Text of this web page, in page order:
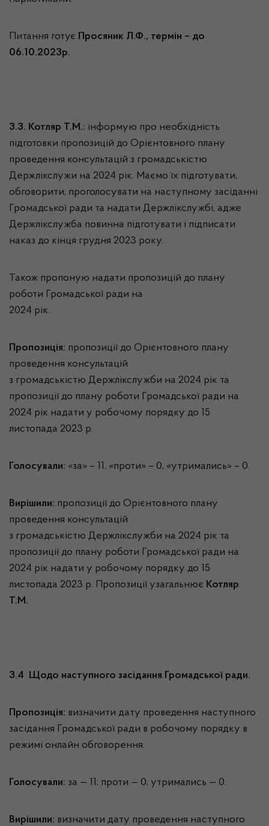
Питання готує Просяник Л.Ф., термін – до
06.10.2023р.
3.3. Котляр Т.М.: інформую про необхідність
підготовки пропозицій до Орієнтовного плану
проведення консультацій з громадськістю
Держлікслужи на 2024 рік. Маємо їх підготувати,
обговорити, проголосувати на наступному засіданні
Громадської ради та надати Держлікслужбі, адже
Держлікслужба повинна підготувати і підписати
наказ до кінця грудня 2023 року.
Також пропоную надати пропозицій до плану
роботи Громадської ради на
2024 рік.
Пропозиція: пропозиції до Орієнтовного плану
проведення консультацій
з громадськістю Держлікслужби на 2024 рік та
пропозиції до плану роботи Громадської ради на
2024 рік надати у робочому порядку до 15
листопада 2023 р.
Голосували: «за» – 11, «проти» – 0, «утримались» – 0.
Вирішили: пропозиції до Орієнтовного плану
проведення консультацій
з громадськістю Держлікслужби на 2024 рік та
пропозиції до плану роботи Громадської ради на
2024 рік надати у робочому порядку до 15
листопада 2023 р. Пропозиції узагальнює Котляр
Т.М.
3.4 Щодо наступного засідання Громадської ради.
Пропозиція: визначити дату проведення наступного
засідання Громадської ради в робочому порядку в
режимі онлайн обговорення.
Голосували: за — 11; проти — 0; утримались — 0.
Вирішили: визначити дату проведення наступного